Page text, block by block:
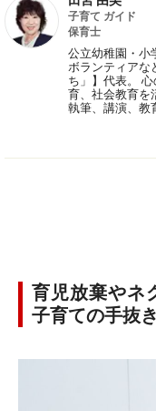
子育て ガイド
保育士
公立幼稚園・小
ボランティアな
ち」】代表。
育、社会教育を
執筆、講演、教
育児放棄やネ
子育ての手抜